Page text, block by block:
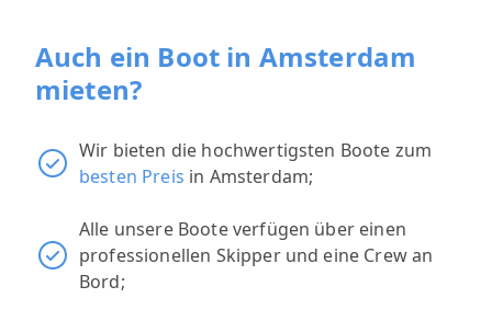
Auch ein Boot in Amsterdam
mieten?
Wir bieten die hochwertigsten Boote zum
besten Preis in Amsterdam;
Alle unsere Boote verfügen über einen
professionellen Skipper und eine Crew an
Bord;